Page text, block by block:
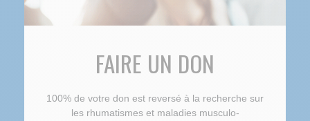
FAIRE UN DON
100% de votre don est reversé à la recherche sur
les rhumatismes et maladies musculo-